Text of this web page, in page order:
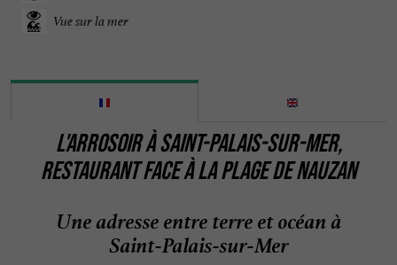
Vue sur la mer
L'ARROSOIR À SAINT-PALAIS-SUR-MER,
RESTAURANT FACE À LA PLAGE DE NAUZAN
Une adresse entre terre et océan à
Saint-Palais-sur-Mer